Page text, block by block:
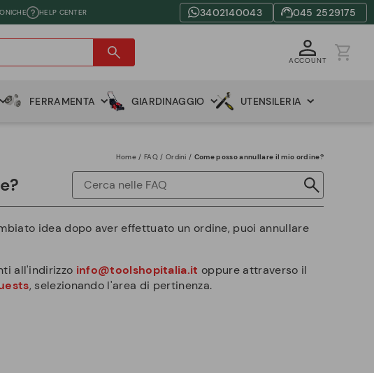
HELP CENTER 3402140043 045 2529175
ACCOUNT
FERRAMENTA GIARDINAGGIO UTENSILERIA
Home FAQ Ordini Come posso annullare il mio ordine?
idea dopo aver effettuato un ordine, puoi annullare
all'indirizzo info@toolshopitalia.it oppure attraverso il
, selezionando l'area di pertinenza.